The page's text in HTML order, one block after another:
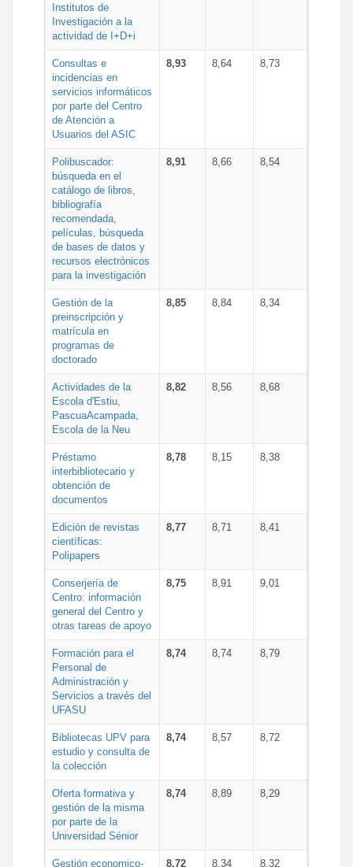
Institutos de
Investigación a la
actividad de I+D+i
Consultas e
incidencias en
servicios informáticos
por parte del Centro
de Atención a
Usuarios del ASIC
8,93 8,64 8,73
Polibuscador:
búsqueda en el
catálogo de libros,
bibliografía
recomendada,
películas, búsqueda
de bases de datos y
recursos electrónicos
para la investigación
8,91 8,66 8,54
Gestión de la
preinscripción y
matrícula en
programas de
doctorado
8,85 8,84 8,34
Actividades de la
Escola d'Estiu,
PascuaAcampada,
Escola de la Neu
8,82 8,56 8,68
Préstamo
interbibliotecario y
obtención de
documentos
8,78 8,15 8,38
Edición de revistas
científicas:
Polipapers
8,77 8,71 8,41
Conserjería de
Centro: información
general del Centro y
otras tareas de apoyo
8,75 8,91 9,01
Formación para el
Personal de
Administración y
Servicios a través del
UFASU
8,74 8,74 8,79
Bibliotecas UPV para
estudio y consulta de
la colección
8,74 8,57 8,72
Oferta formativa y
gestión de la misma
por parte de la
Universidad Sénior
8,74 8,89 8,29
Gestión economico- 8,72 8,34 8,32